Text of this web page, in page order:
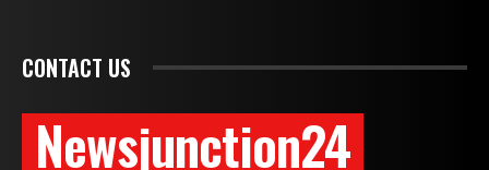
CONTACT US
Newsjunction24